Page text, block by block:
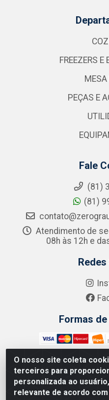
O nosso site coleta
terceiros para
personalizada ao
relevante de acordo
FREEZERS E
PEÇAS E
Fale
(81)
(81)
Atendimento de
08h às 12h e
Formas
Zero Grau - Rua Jean
Recife/PE - CEP 51.190-